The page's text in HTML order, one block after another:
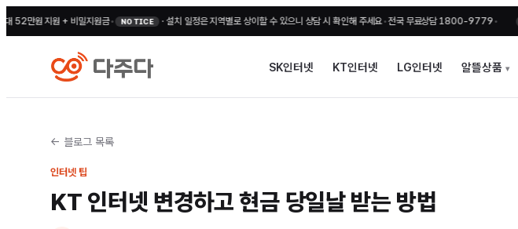
지원 + 비밀지원금 • NOTICE ·설치 일정은 지역별로 상이할 수 있으니 상담 시 확인해 주세요• 전국 무료상담 1800-9779• EVENT
SK인터넷 KT인터넷 LG인터넷 알뜰상품
← 블로그 목록
인터넷 팁
KT 인터넷 변경하고 현금 당일날 받는 방법